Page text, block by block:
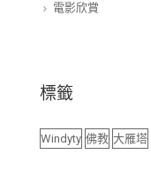
電影欣賞
標籤
Windyty 佛教 大雁塔